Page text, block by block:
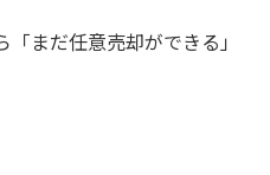
まだ任意売却ができる」